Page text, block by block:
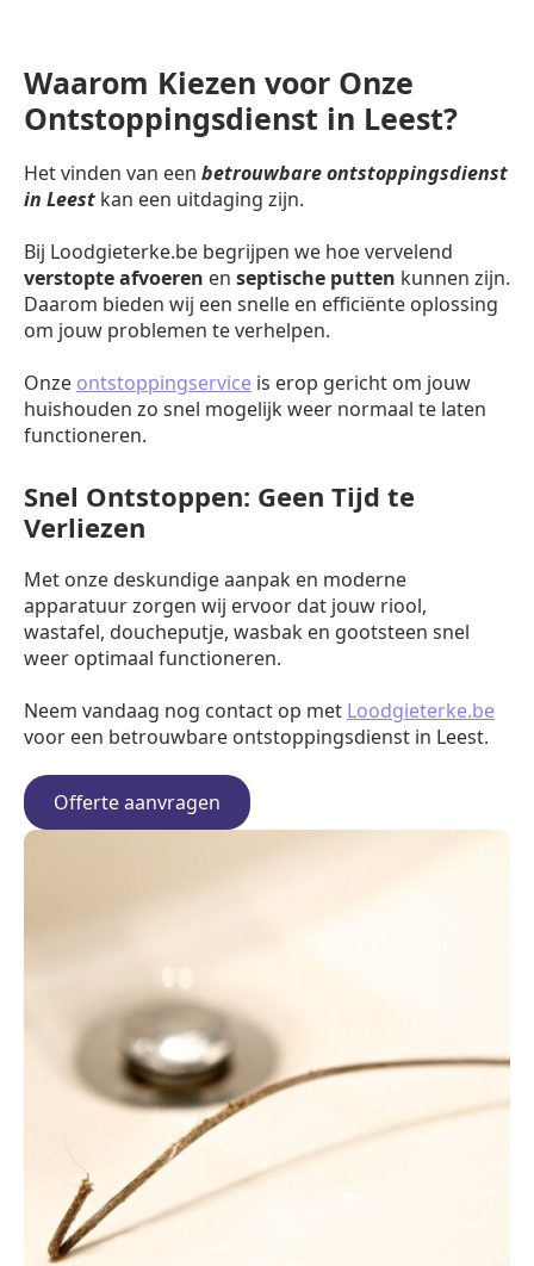
Waarom Kiezen voor Onze
Ontstoppingsdienst in Leest?
Het vinden van een betrouwbare ontstoppingsdienst
in Leest kan een uitdaging zijn.
Bij Loodgieterke.be begrijpen we hoe vervelend
verstopte afvoeren en septische putten kunnen zijn.
Daarom bieden wij een snelle en efficiënte oplossing
om jouw problemen te verhelpen.
Onze ontstoppingservice is erop gericht om jouw
huishouden zo snel mogelijk weer normaal te laten
functioneren.
Snel Ontstoppen: Geen Tijd te
Verliezen
Met onze deskundige aanpak en moderne
apparatuur zorgen wij ervoor dat jouw riool,
wastafel, doucheputje, wasbak en gootsteen snel
weer optimaal functioneren.
Neem vandaag nog contact op met Loodgieterke.be
voor een betrouwbare ontstoppingsdienst in Leest.
Offerte aanvragen